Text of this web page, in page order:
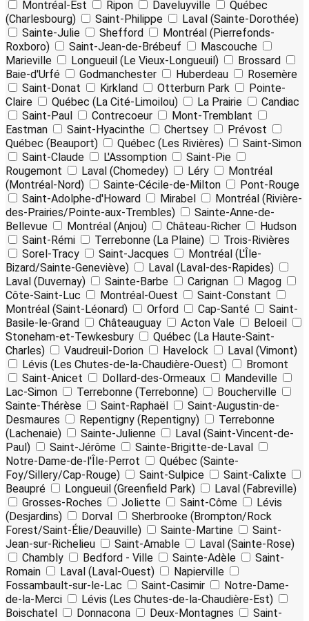
Montréal-Est Ripon Daveluyville
Québec
(Charlesbourg)
Saint-Philippe
Laval (Sainte-Dorothée)
Sainte-Julie
Shefford
Montréal (Pierrefonds-
Roxboro)
Saint-Jean-de-Brébeuf
Mascouche
Marieville
Longueuil (Le Vieux-Longueuil)
Brossard
Baie-d'Urfé
Godmanchester Huberdeau
Rosemère
Saint-Donat
Kirkland Otterburn Park
Pointe-
Claire
Québec (La Cité-Limoilou) La Prairie
Candiac
Saint-Paul
Contrecoeur
Mont-Tremblant
Eastman
Saint-Hyacinthe Chertsey
Prévost
Québec (Beauport)
Québec (Les Rivières)
Saint-Simon
Saint-Claude
L'Assomption
Saint-Pie
Rougemont
Laval (Chomedey) Léry
Montréal
(Montréal-Nord)
Sainte-Cécile-de-Milton
Pont-Rouge
Saint-Adolphe-d'Howard
Mirabel
Montréal (Rivière-
des-Prairies/Pointe-aux-Trembles)
Sainte-Anne-de-
Bellevue
Montréal (Anjou) Château-Richer
Hudson
Saint-Rémi
Terrebonne (La Plaine)
Trois-Rivières
Sorel-Tracy
Saint-Jacques
Montréal (L'Île-
Bizard/Sainte-Geneviève)
Laval (Laval-des-Rapides)
Laval (Duvernay)
Sainte-Barbe Carignan
Magog
Côte-Saint-Luc
Montréal-Ouest
Saint-Constant
Montréal (Saint-Léonard)
Orford Cap-Santé
Saint-
Basile-le-Grand
Châteauguay Acton Vale
Beloeil
Stoneham-et-Tewkesbury
Québec (La Haute-Saint-
Charles)
Vaudreuil-Dorion Havelock
Laval (Vimont)
Lévis (Les Chutes-de-la-Chaudière-Ouest)
Bromont
Saint-Anicet
Dollard-des-Ormeaux
Mandeville
Lac-Simon
Terrebonne (Terrebonne)
Boucherville
Sainte-Thérèse
Saint-Raphaël
Saint-Augustin-de-
Desmaures
Repentigny (Repentigny)
Terrebonne
(Lachenaie)
Sainte-Julienne
Laval (Saint-Vincent-de-
Paul)
Saint-Jérôme
Sainte-Brigitte-de-Laval
Notre-Dame-de-l'Île-Perrot
Québec (Sainte-
Foy/Sillery/Cap-Rouge)
Saint-Sulpice
Saint-Calixte
Beaupré
Longueuil (Greenfield Park)
Laval (Fabreville)
Grosses-Roches
Joliette Saint-Côme
Lévis
(Desjardins)
Dorval
Sherbrooke (Brompton/Rock
Forest/Saint-Élie/Deauville)
Sainte-Martine
Saint-
Jean-sur-Richelieu
Saint-Amable
Laval (Sainte-Rose)
Chambly
Bedford - Ville Sainte-Adèle
Saint-
Romain
Laval (Laval-Ouest)
Napierville
Fossambault-sur-le-Lac
Saint-Casimir
Notre-Dame-
de-la-Merci
Lévis (Les Chutes-de-la-Chaudière-Est)
Boischatel
Donnacona Deux-Montagnes
Saint-